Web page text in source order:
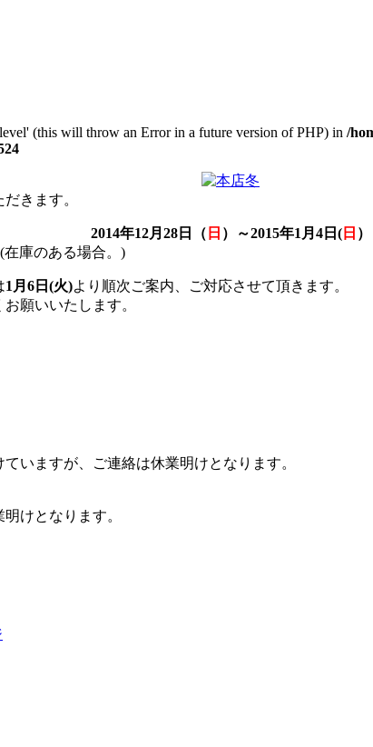
(this will throw an Error in a future version of PHP) in /
きます。
2014年12月28日（ 日 ）～2015年1月4日(日 ）
在庫のある場合。)
1月6日(火)より順次ご案内、ご対応させて頂きます。
願いいたします。
いますが、ご連絡は休業明けとなります。
けとなります。